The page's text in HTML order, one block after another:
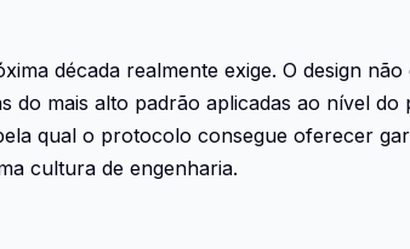
década realmente exige. O design não
mais alto padrão aplicadas ao nível do
qual o protocolo consegue oferecer
cultura de engenharia.